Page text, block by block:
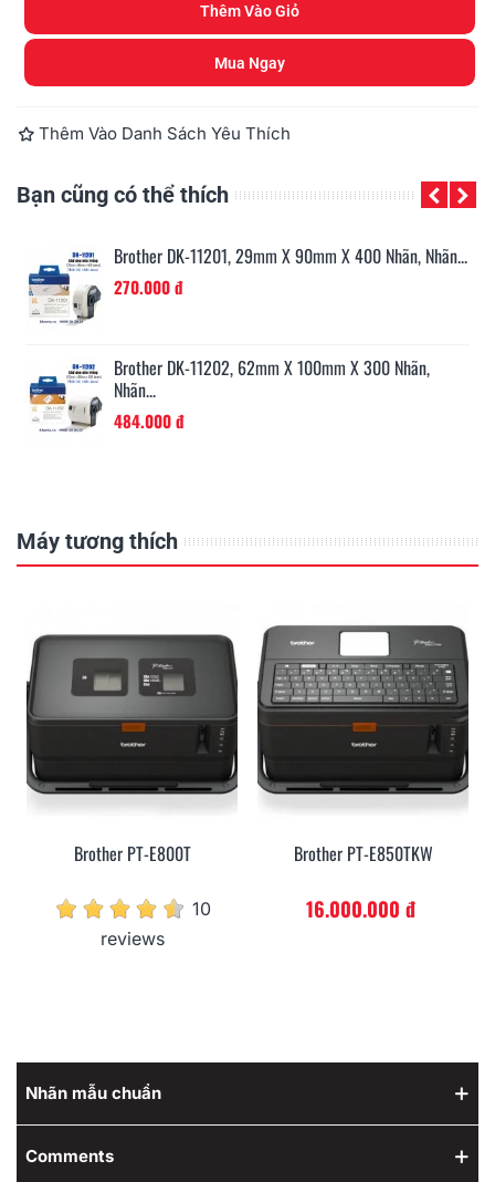
Thêm Vào Giỏ
Mua Ngay
Thêm Vào Danh Sách Yêu Thích
Bạn cũng có thể thích
Brother TZe-421, Khổ 9mm, Dài 8m, Black On Red,...
330.000 đ
Brother TZe-521, Khổ 9mm, Dài 8m, Black On...
330.000 đ
Máy tương thích
Brother PT-E800T
10
reviews
Brother PT-E850TKW
16.000.000 đ
Nhãn mẫu chuẩn
Comments